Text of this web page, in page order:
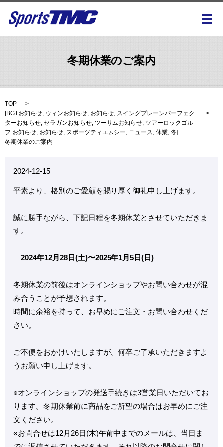
メ
冬期休業のご案内
TOP
[BGTお知らせ, ウィンお知らせ, お知らせ, スイングプレーンパーフェク
ターお知らせ, セラガンお知らせ, ツーサムお知らせ, ツアーロックゴル
フ お知らせ, お知らせ, スポーツティエムシー, ニュース, 休業, 冬]
冬期休業のご案内
2024-12-15
平素より、格別のご愛顧を賜り厚く御礼申し上げます。
誠に勝手ながら、下記日程を冬期休業とさせていただきま
す。
2024年12月28日(土)〜2025年1月5日(日)
冬期休業の前後はオンラインショップやお問い合わせが混
み合うことが予想されます。
時間に余裕を持って、お早めにご注文・お問い合わせくだ
さい。
ご不便をおかけいたしますが、何卒ご了承いただきますよ
うお願い申し上げます。
※オンラインショップの発送手続きは3営業日いただいてお
ります。冬期休業前に商品をご所望の場合はお早めにご注
文ください。
※お問合せは12月26日(木)午前中までのメールは、当日ま